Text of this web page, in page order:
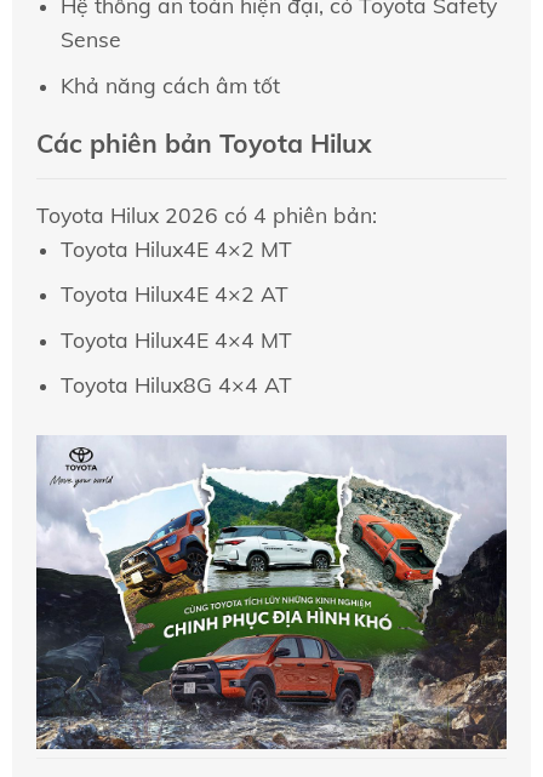
Sense
Khả năng cách âm tốt
Các phiên bản Toyota Hilux
Toyota Hilux 2026 có 4 phiên bản:
Toyota Hilux4E 4×2 MT
Toyota Hilux4E 4×2 AT
Toyota Hilux4E 4×4 MT
Toyota Hilux8G 4×4 AT